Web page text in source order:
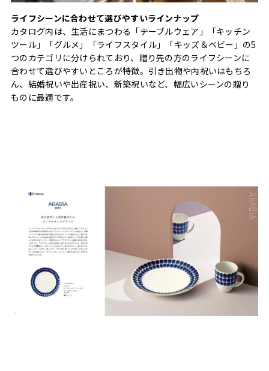
ライフシーンに合わせて選びやすいラインナップ
カタログ内は、生活にまつわる「テーブルウェア」「キッチン
ツール」「グルメ」「ライフスタイル」「キッズ＆ベビー」の5
つのカテゴリに分けられており、贈り先の方のライフシーンに
合わせて選びやすいところが特徴。引き出物や内祝いはもちろ
ん、結婚祝いや出産祝い、新築祝いなど、幅広いシーンの贈り
ものに最適です。